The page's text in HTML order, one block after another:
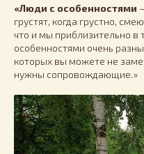
«Люди с особенностями
грустят, когда грустно,
что и мы приблизительно в
особенностями очень
которых вы можете не
нужны сопровождающие.»